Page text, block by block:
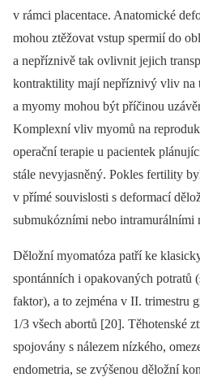
v rámci placentace. Anatomické
mohou ztěžovat vstup spermií do
a nepříznivě tak ovlivnit jejich
kontraktility mají nepříznivý vliv na
a myomy mohou být příčinou
Komplexní vliv myomů na
operační terapie u pacientek
stále nevyjasněný. Pokles fertility
v přímé souvislosti s deformací
submukózními nebo intramurálními
Děložní myomatóza patří ke
spontánních i opakovaných potratů
faktor), a to zejména v II. trimestru
1/3 všech abortů [20]. Těhotenské
spojovány s nálezem nízkého,
endometria, se zvýšenou děložní